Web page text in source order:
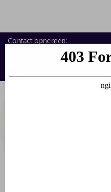
Contact opnemen:
info@francecomfort.com